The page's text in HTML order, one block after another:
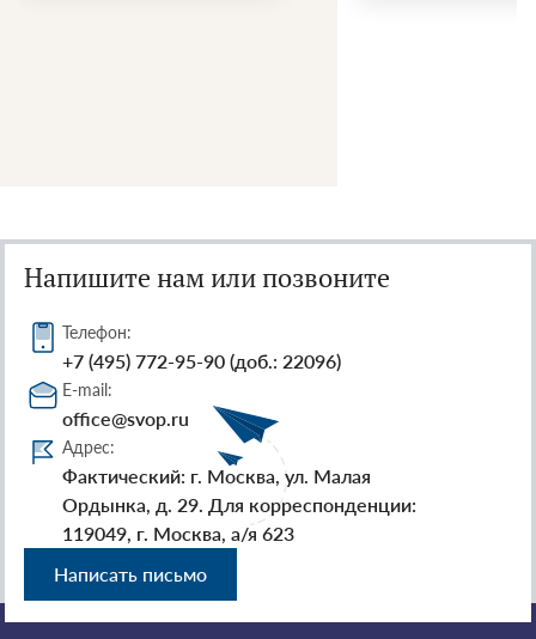
Напишите нам или позвоните
Телефон:
+7 (495) 772-95-90 (доб.: 22096)
E-mail:
office@svop.ru
Адрес:
Фактический: г. Москва, ул. Малая
Ордынка, д. 29. Для корреспонденции:
119049, г. Москва, а/я 623
Написать письмо